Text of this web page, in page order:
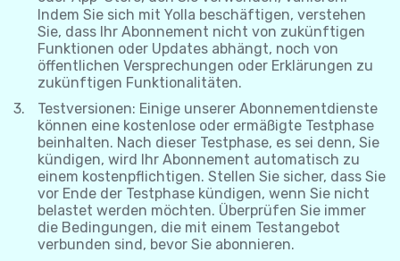
Indem Sie sich mit Yolla beschäftigen, verstehen
Sie, dass Ihr Abonnement nicht von zukünftigen
Funktionen oder Updates abhängt, noch von
öffentlichen Versprechungen oder Erklärungen zu
zukünftigen Funktionalitäten.
Testversionen: Einige unserer Abonnementdienste
können eine kostenlose oder ermäßigte Testphase
beinhalten. Nach dieser Testphase, es sei denn, Sie
kündigen, wird Ihr Abonnement automatisch zu
einem kostenpflichtigen. Stellen Sie sicher, dass Sie
vor Ende der Testphase kündigen, wenn Sie nicht
belastet werden möchten. Überprüfen Sie immer
die Bedingungen, die mit einem Testangebot
verbunden sind, bevor Sie abonnieren.